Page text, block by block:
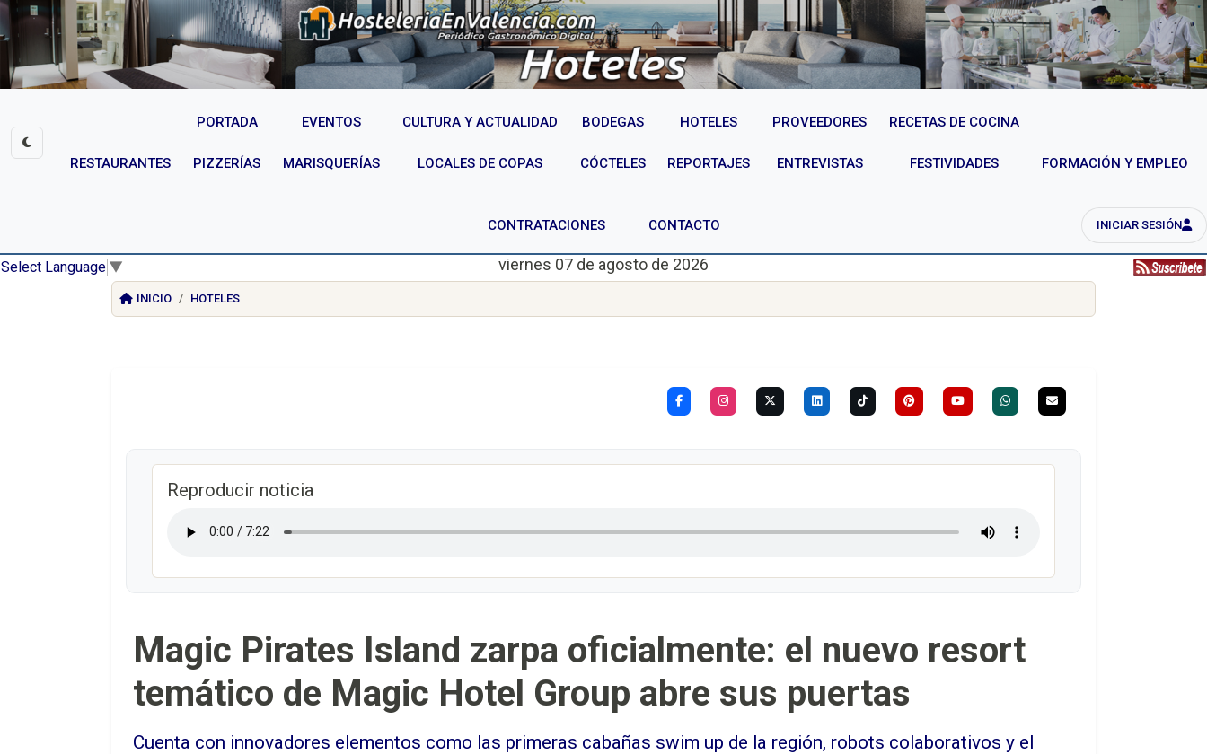
PORTADA EVENTOS CULTURA Y ACTUALIDAD BODEGAS HOTELES PROVEEDORES RECETAS DE COCINA
RESTAURANTES PIZZERÍAS MARISQUERÍAS LOCALES DE COPAS CÓCTELES REPORTAJES ENTREVISTAS FESTIVIDADES FORMACIÓN Y EMPLEO
CONTRATACIONES CONTACTO INICIAR SESIÓN
Select Language ▼ viernes 07 de agosto de 2026
INICIO HOTELES
Reproducir noticia
Magic Pirates Island zarpa oficialmente: el nuevo resort
temático de Magic Hotel Group abre sus puertas
Cuenta con innovadores elementos como las primeras cabañas swim up de la región, robots colaborativos y el